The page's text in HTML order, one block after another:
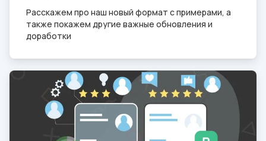
Расскажем про наш новый формат с примерами, а
также покажем другие важные обновления и
доработки